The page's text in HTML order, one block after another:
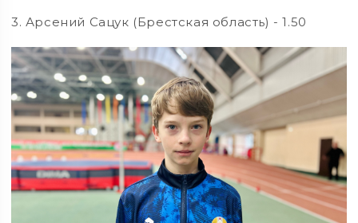
3. Арсений Сацук (Брестская область) - 1.50